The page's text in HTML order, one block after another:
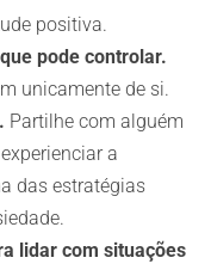
positiva.
pode controlar.
unicamente de si.
Partilhe com alguém
a
das estratégias
lidar com situações